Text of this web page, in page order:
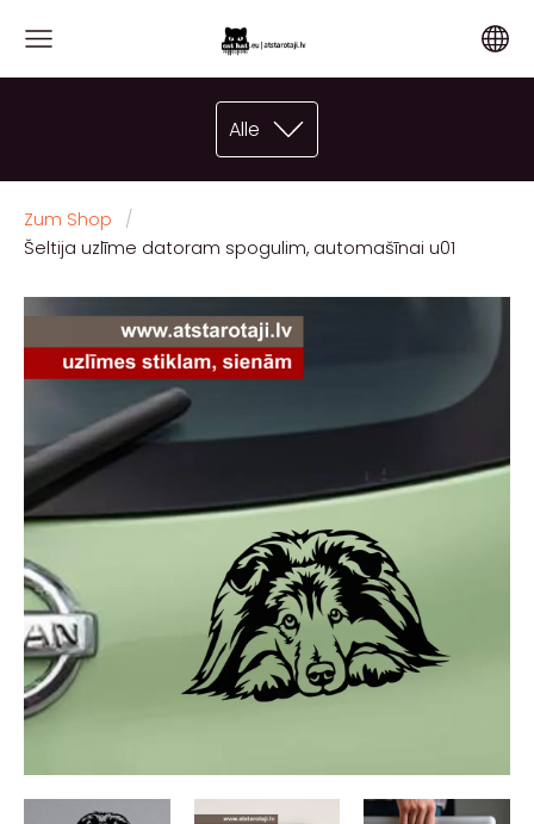
Alle
Zum Shop
Šeltija uzlīme datoram spogulim, automašīnai u01